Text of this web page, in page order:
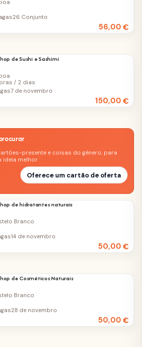
56,00€
26 Conjunto
de Sushi e Sashimi
/ 2 dias
150,00€
7 de novembro
presente e coisas do género, para
ideia melhor
Oferece um cartão de oferta
de hidratantes naturais
Branco
50,00€
14 de novembro
de Cosméticos Naturais
Branco
50,00€
28 de novembro